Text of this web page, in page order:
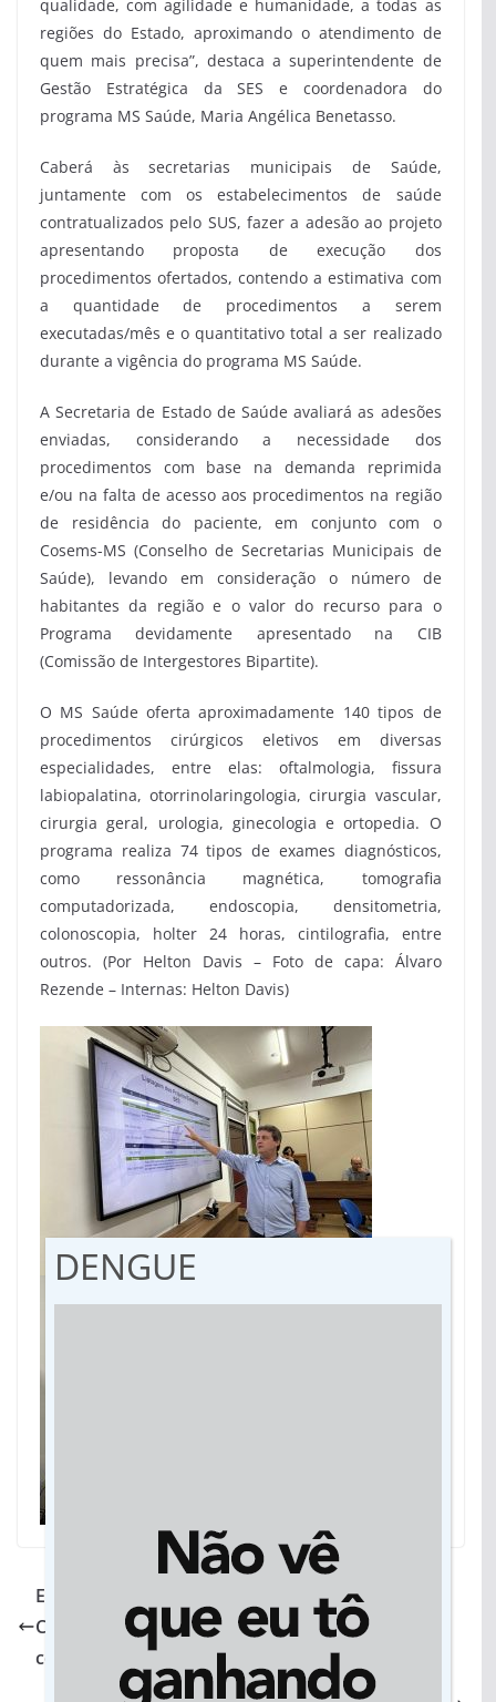
qualidade, com agilidade e humanidade, a todas as
regiões do Estado, aproximando o atendimento de
quem mais precisa”, destaca a superintendente de
Gestão Estratégica da SES e coordenadora do
programa MS Saúde, Maria Angélica Benetasso.
Caberá às secretarias municipais de Saúde,
juntamente com os estabelecimentos de saúde
contratualizados pelo SUS, fazer a adesão ao projeto
apresentando proposta de execução dos
procedimentos ofertados, contendo a estimativa com
a quantidade de procedimentos a serem
executadas/mês e o quantitativo total a ser realizado
durante a vigência do programa MS Saúde.
A Secretaria de Estado de Saúde avaliará as adesões
enviadas, considerando a necessidade dos
procedimentos com base na demanda reprimida
e/ou na falta de acesso aos procedimentos na região
de residência do paciente, em conjunto com o
Cosems-MS (Conselho de Secretarias Municipais de
Saúde), levando em consideração o número de
habitantes da região e o valor do recurso para o
Programa devidamente apresentado na CIB
(Comissão de Intergestores Bipartite).
O MS Saúde oferta aproximadamente 140 tipos de
procedimentos cirúrgicos eletivos em diversas
especialidades, entre elas: oftalmologia, fissura
labiopalatina, otorrinolaringologia, cirurgia vascular,
cirurgia geral, urologia, ginecologia e ortopedia. O
programa realiza 74 tipos de exames diagnósticos,
como ressonância magnética, tomografia
computadorizada, endoscopia, densitometria,
colonoscopia, holter 24 horas, cintilografia, entre
outros. (Por Helton Davis – Foto de capa: Álvaro
Rezende – Internas: Helton Davis)
Em Vicentina, negativação de servidores faz
Câmara reagir em relação a empréstimos
consignados
Dourados fará ‘Dia D’ para vacinar contra
DENGUE